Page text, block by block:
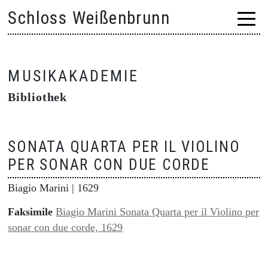
content
Schloss Weißenbrunn
MUSIKAKADEMIE
Bibliothek
SONATA QUARTA PER IL VIOLINO
PER SONAR CON DUE CORDE
Biagio Marini | 1629
Faksimile Biagio Marini Sonata Quarta per il Violino per
sonar con due corde, 1629